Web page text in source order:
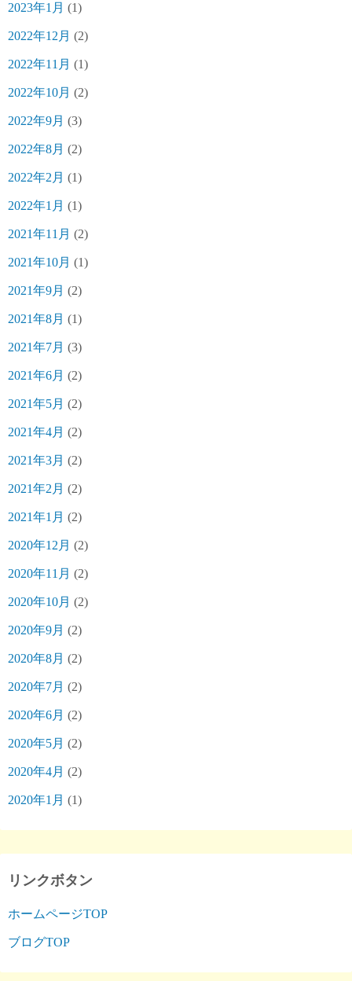
2023年1月 (1)
2022年12月 (2)
2022年11月 (1)
2022年10月 (2)
2022年9月 (3)
2022年8月 (2)
2022年2月 (1)
2022年1月 (1)
2021年11月 (2)
2021年10月 (1)
2021年9月 (2)
2021年8月 (1)
2021年7月 (3)
2021年6月 (2)
2021年5月 (2)
2021年4月 (2)
2021年3月 (2)
2021年2月 (2)
2021年1月 (2)
2020年12月 (2)
2020年11月 (2)
2020年10月 (2)
2020年9月 (2)
2020年8月 (2)
2020年7月 (2)
2020年6月 (2)
2020年5月 (2)
2020年4月 (2)
2020年1月 (1)
リンクボタン
ホームページTOP
ブログTOP